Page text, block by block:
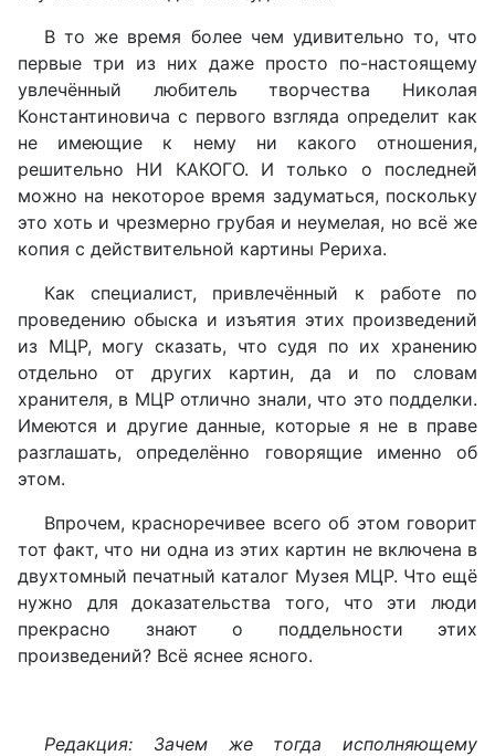
В то же время более чем удивительно то, что
первые три из них даже просто по-настоящему
увлечённый любитель творчества Николая
Константиновича с первого взгляда определит как
не имеющие к нему ни какого отношения,
решительно НИ КАКОГО. И только о последней
можно на некоторое время задуматься, поскольку
это хоть и чрезмерно грубая и неумелая, но всё же
копия с действительной картины Рериха.
Как специалист, привлечённый к работе по
проведению обыска и изъятия этих произведений
из МЦР, могу сказать, что судя по их хранению
отдельно от других картин, да и по словам
хранителя, в МЦР отлично знали, что это подделки.
Имеются и другие данные, которые я не в праве
разглашать, определённо говорящие именно об
этом.
Впрочем, красноречивее всего об этом говорит
тот факт, что ни одна из этих картин не включена в
двухтомный печатный каталог Музея МЦР. Что ещё
нужно для доказательства того, что эти люди
прекрасно знают о поддельности этих
произведений? Всё яснее ясного.
Редакция: Зачем же тогда исполняющему